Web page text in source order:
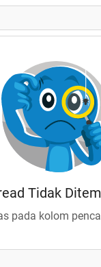
Tidak
pada kolom